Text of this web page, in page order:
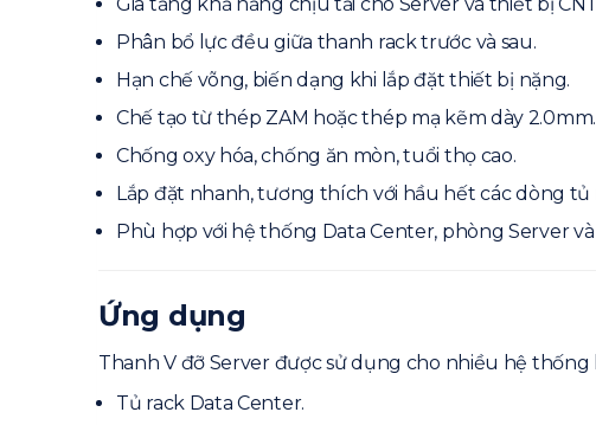
Phân bổ lực đều giữa thanh rack trước và sau.
Hạn chế võng, biến dạng khi lắp đặt thiết bị nặng.
Chế tạo từ thép ZAM hoặc thép mạ kẽm dày 2.0mm.
Chống oxy hóa, chống ăn mòn, tuổi thọ cao.
Lắp đặt nhanh, tương thích với hầu hết các dòng tủ
Phù hợp với hệ thống Data Center, phòng Server
Ứng dụng
Thanh V đỡ Server được sử dụng cho nhiều hệ thống
Tủ rack Data Center.